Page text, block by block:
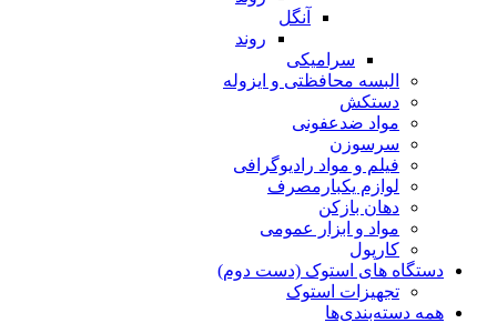
آنگل
روند
سرامیکی
البسه محافظتی و ایزوله
دستکش
مواد ضدعفونی
سرسوزن
فیلم و مواد رادیوگرافی
لوازم یکبارمصرف
دهان بازکن
مواد و ابزار عمومی
کارپول
دستگاه های استوک (دست دوم)
تجهیزات استوک
همه دسته‌بندی‌ها